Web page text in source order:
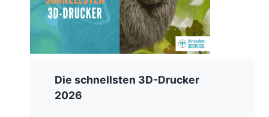
Die schnellsten 3D-Drucker
2026